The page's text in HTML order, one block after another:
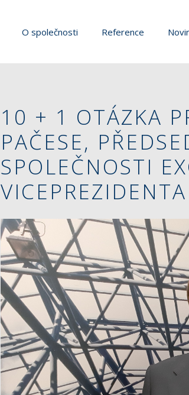
O společnosti Reference
10 + 1 OTÁZKA
PAČESE,
SPOLEČNOSTI